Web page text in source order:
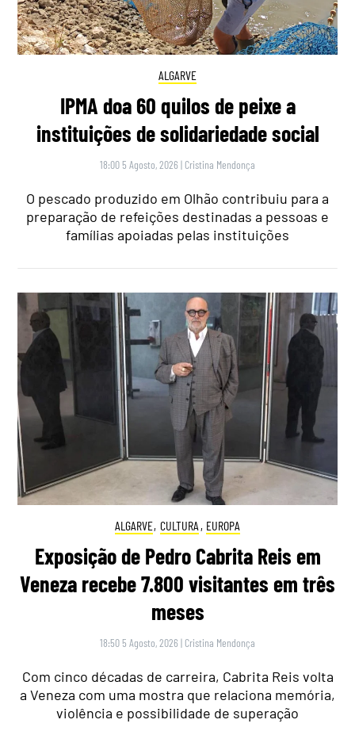
ALGARVE
IPMA doa 60 quilos de peixe a
instituições de solidariedade social
18:00 5 Agosto, 2026 | Cristina Mendonça
O pescado produzido em Olhão contribuiu para a
preparação de refeições destinadas a pessoas e
famílias apoiadas pelas instituições
ALGARVE, CULTURA , EUROPA
Exposição de Pedro Cabrita Reis em
Veneza recebe 7.800 visitantes em três
meses
18:50 5 Agosto, 2026 | Cristina Mendonça
Com cinco décadas de carreira, Cabrita Reis volta
a Veneza com uma mostra que relaciona memória,
violência e possibilidade de superação